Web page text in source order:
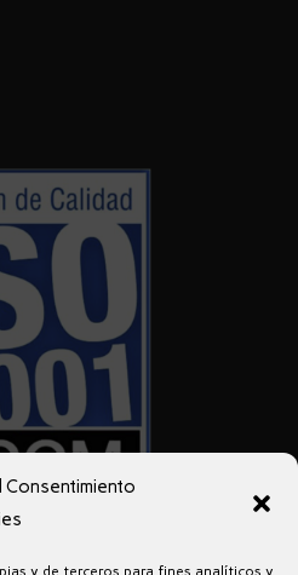
y de terceros para fines analíticos y